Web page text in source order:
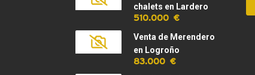
chalets en Lardero
510.000 €
Venta de Merendero
en Logroño
83.000 €